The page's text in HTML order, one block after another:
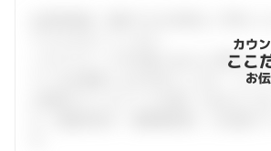
ハタラクティブが企業とあなたの間に立
ている仕事探しをお手伝いします。キャ
カウ
ここ
お